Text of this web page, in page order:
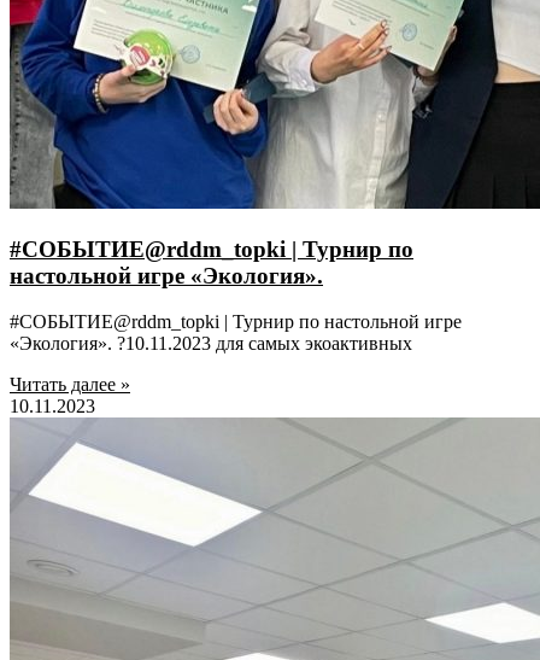
#СОБЫТИЕ@rddm_topki | Турнир по
настольной игре «Экология».
#СОБЫТИЕ@rddm_topki | Турнир по настольной игре
«Экология». ?10.11.2023 для самых экоактивных
Читать далее »
10.11.2023